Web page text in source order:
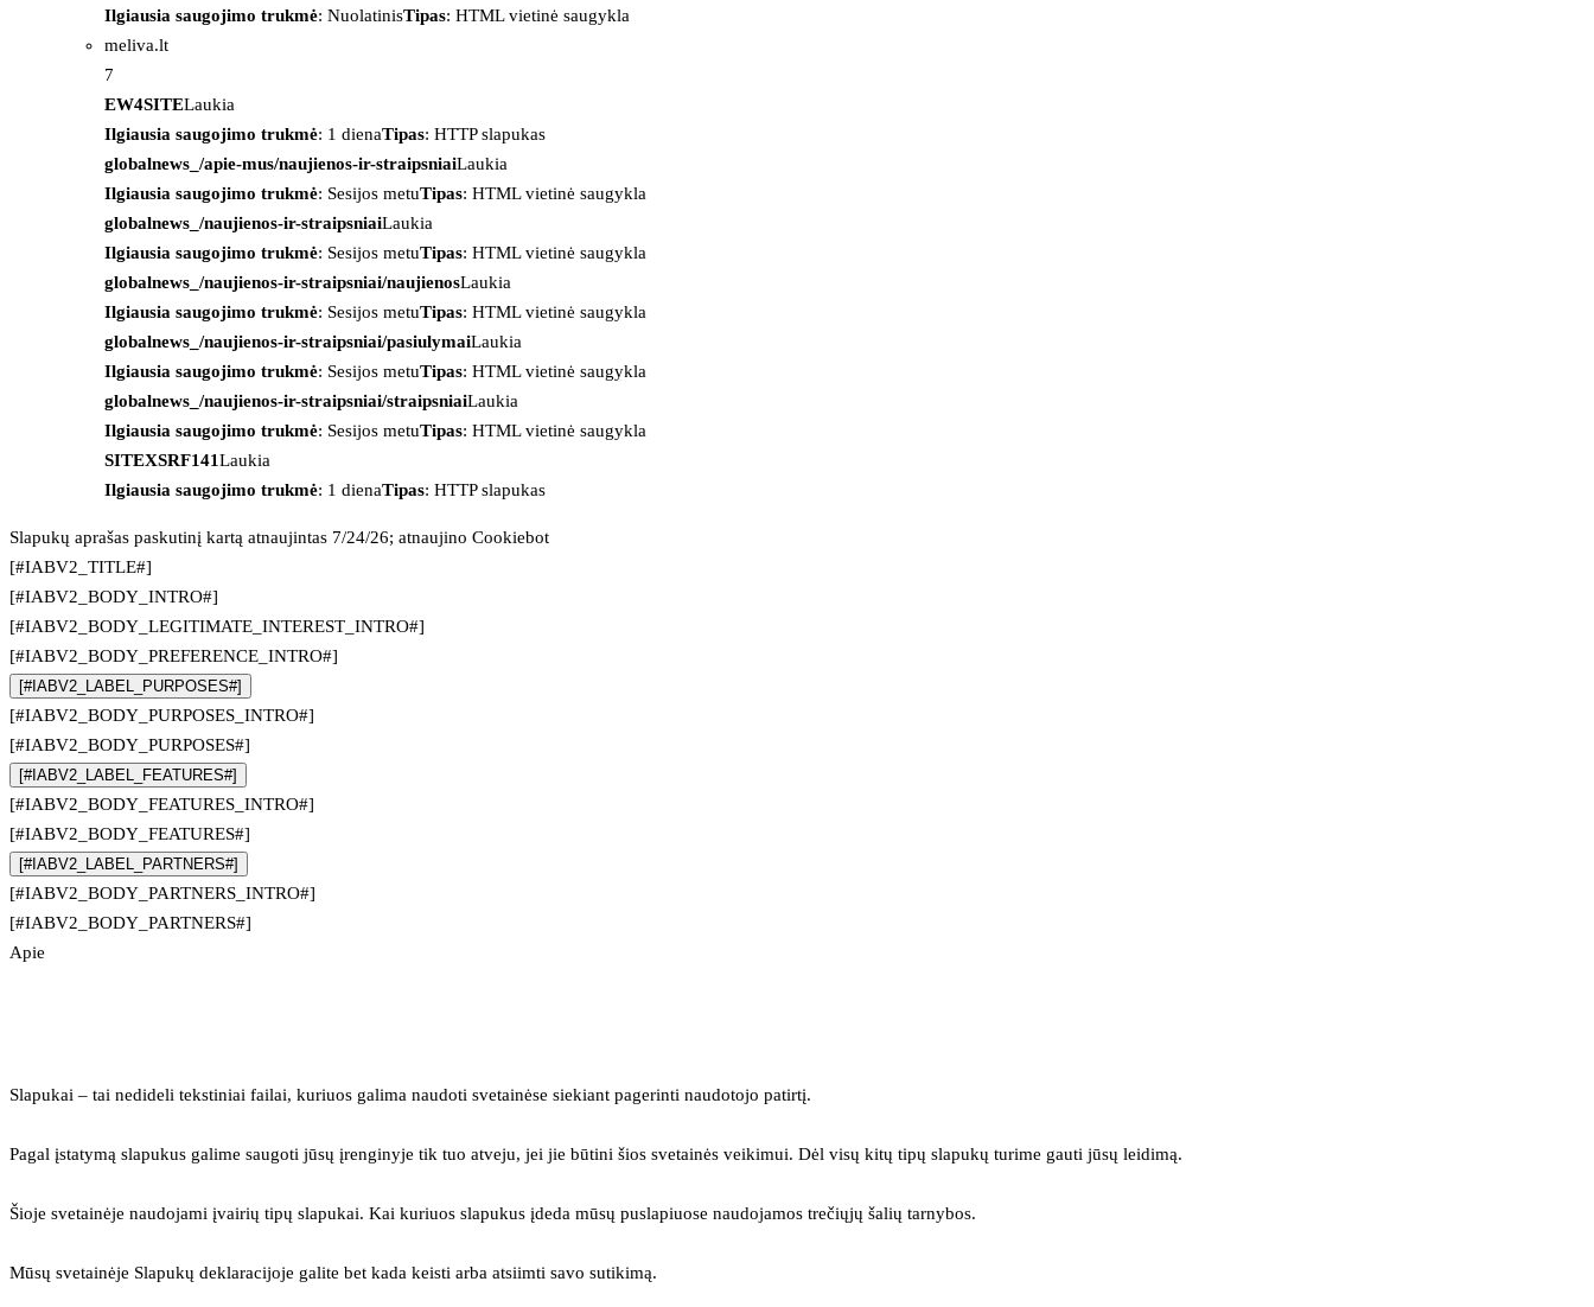
Ilgiausia saugojimo trukmė: NuolatinisTipas: HTML vietinė saugykla
meliva.lt
7
EW4SITELaukia
Ilgiausia saugojimo trukmė: 1 dienaTipas: HTTP slapukas
globalnews_/apie-mus/naujienos-ir-straipsniaiLaukia
Ilgiausia saugojimo trukmė: Sesijos metuTipas: HTML vietinė saugykla
globalnews_/naujienos-ir-straipsniaiLaukia
Ilgiausia saugojimo trukmė: Sesijos metuTipas: HTML vietinė saugykla
globalnews_/naujienos-ir-straipsniai/naujienosLaukia
Ilgiausia saugojimo trukmė: Sesijos metuTipas: HTML vietinė saugykla
globalnews_/naujienos-ir-straipsniai/pasiulymaiLaukia
Ilgiausia saugojimo trukmė: Sesijos metuTipas: HTML vietinė saugykla
globalnews_/naujienos-ir-straipsniai/straipsniaiLaukia
Ilgiausia saugojimo trukmė: Sesijos metuTipas: HTML vietinė saugykla
SITEXSRF141Laukia
Ilgiausia saugojimo trukmė: 1 dienaTipas: HTTP slapukas
Slapukų aprašas paskutinį kartą atnaujintas 7/24/26; atnaujino Cookiebot
[#IABV2_TITLE#]
[#IABV2_BODY_INTRO#]
[#IABV2_BODY_LEGITIMATE_INTEREST_INTRO#]
[#IABV2_BODY_PREFERENCE_INTRO#]
[#IABV2_LABEL_PURPOSES#]
[#IABV2_BODY_PURPOSES_INTRO#]
[#IABV2_BODY_PURPOSES#]
[#IABV2_LABEL_FEATURES#]
[#IABV2_BODY_FEATURES_INTRO#]
[#IABV2_BODY_FEATURES#]
[#IABV2_LABEL_PARTNERS#]
[#IABV2_BODY_PARTNERS_INTRO#]
[#IABV2_BODY_PARTNERS#]
Apie
Slapukai – tai nedideli tekstiniai failai, kuriuos galima naudoti svetainėse siekiant pagerinti naudotojo patirtį.
Pagal įstatymą slapukus galime saugoti jūsų įrenginyje tik tuo atveju, jei jie būtini šios svetainės veikimui. Dėl visų kitų tipų slapukų turime gauti jūsų leidimą.
Šioje svetainėje naudojami įvairių tipų slapukai. Kai kuriuos slapukus įdeda mūsų puslapiuose naudojamos trečiųjų šalių tarnybos.
Mūsų svetainėje Slapukų deklaracijoje galite bet kada keisti arba atsiimti savo sutikimą.